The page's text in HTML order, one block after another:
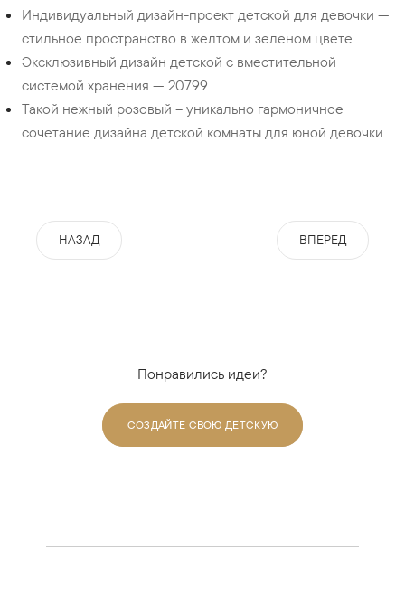
Индивидуальный дизайн-проект детской для девочки —
стильное пространство в желтом и зеленом цвете
Эксклюзивный дизайн детской с вместительной
системой хранения — 20799
Такой нежный розовый – уникально гармоничное
сочетание дизайна детской комнаты для юной девочки
НАЗАД ВПЕРЕД
Понравились идеи?
СОЗДАЙТЕ СВОЮ ДЕТСКУЮ